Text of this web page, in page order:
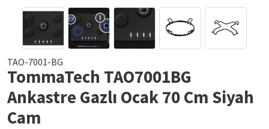
TAO-7001-BG
TommaTech TAO7001BG
Ankastre Gazlı Ocak 70 Cm Siyah
Cam